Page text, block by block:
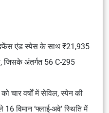
एंड स्पेस के साथ ₹21,935
जिसके अंतर्गत 56 C-295
चार वर्षों में सेविल, स्पेन की
विमान ‘फ्लाई-अवे’ स्थिति में